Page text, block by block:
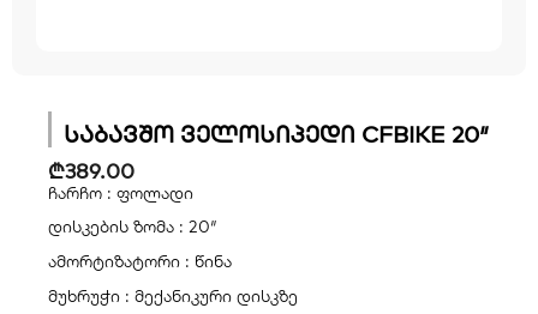
საბავშო ველოსიპედი CFBIKE 20″
₾389.00
ჩარჩო : ფოლადი
დისკების ზომა : 20″
ამორტიზატორი : წინა
მუხრუჭი : მექანიკური დისკზე